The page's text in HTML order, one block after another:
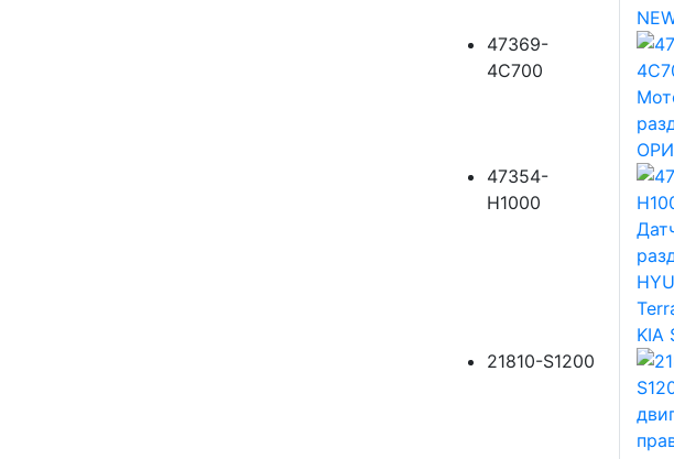
47369-
4C700
47354-
H1000
21810-S1200